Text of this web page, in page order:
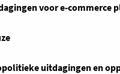
voor e-commerce
uitdagingen en